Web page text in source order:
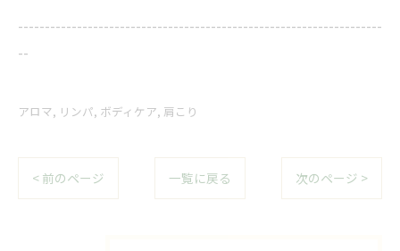
--------------------------------------------------------------------
--
アロマ リンパ ボディケア 肩こり
< 前のページ 一覧に戻る 次のページ >